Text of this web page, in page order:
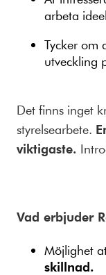
arbeta
Tycker om
utveckling
Det finns inget
styrelsearbete.
viktigaste.
Vad erbjuder
Möjlighet
skillnad.